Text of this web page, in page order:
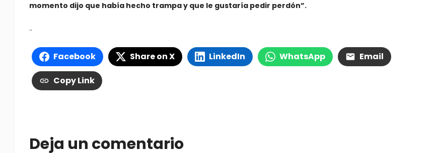
momento dijo que había hecho trampa y que le gustaría pedir perdón”.
..
Facebook Share on X LinkedIn WhatsApp Email
Copy Link
Deja un comentario